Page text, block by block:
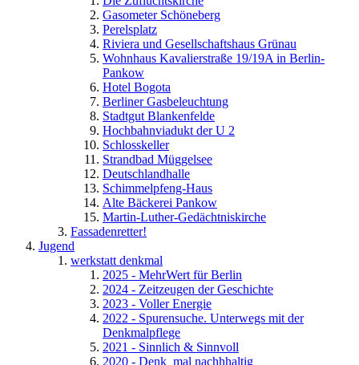
Gasometer Schöneberg
Perelsplatz
Riviera und Gesellschaftshaus Grünau
Wohnhaus Kavalierstraße 19/19A in Berlin-
Pankow
Hotel Bogota
Berliner Gasbeleuchtung
Stadtgut Blankenfelde
Hochbahnviadukt der U 2
Schlosskeller
Strandbad Müggelsee
Deutschlandhalle
Schimmelpfeng-Haus
Alte Bäckerei Pankow
Martin-Luther-Gedächtniskirche
Fassadenretter!
Jugend
werkstatt denkmal
2025 - MehrWert für Berlin
2024 - Zeitzeugen der Geschichte
2023 - Voller Energie
2022 - Spurensuche. Unterwegs mit der
Denkmalpflege
2021 - Sinnlich & Sinnvoll
2020 - Denk_mal nachhhaltig